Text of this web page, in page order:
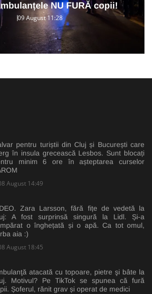
NU FURĂ copii!
09 August 11:28
pentru turiștii din Cluj și București care
în insula grecească Lesbos. Sunt blocați
minim 6 ore în așteptarea curselor
August 14:49
Zara Larsson, fără fițe de vedetă la
A fost surprinsă singură la Lidl. Și-a
o înghețată și o apă. Ca tot omul,
aia :)
August 18:45
atacată cu topoare, pietre şi bâte la
Motivul? Pe TikTok se spunea că fură
Șoferul, rănit grav și operat de medici